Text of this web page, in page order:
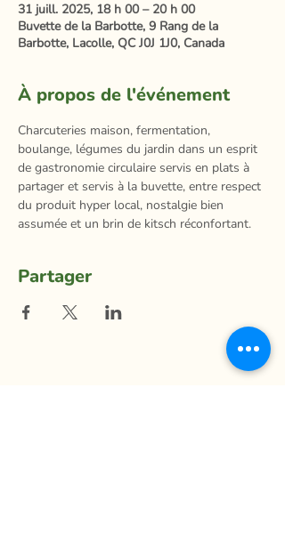
31 juill. 2025, 18 h 00 – 20 h 00
Buvette de la Barbotte, 9 Rang de la
Barbotte, Lacolle, QC J0J 1J0, Canada
À propos de l'événement
Charcuteries maison, fermentation,
boulange, légumes du jardin dans un esprit
de gastronomie circulaire servis en plats à
partager et servis à la buvette, entre respect
du produit hyper local, nostalgie bien
assumée et un brin de kitsch réconfortant.
Partager